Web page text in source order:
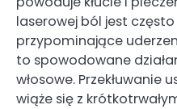
laserowej ból jest
przypominające
to spowodowane
włosowe. Przekłuwanie
wiąże się z